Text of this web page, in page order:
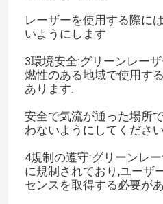
レーザーを使用する際に
いようにします
3環境安全:グリーンレー
燃性のある地域で使用す
あります.
安全で気流が通った場所
わないようにしてくださ
4規制の遵守:グリーンレ
に規制されており,ユーザ
センスを取得する必要が